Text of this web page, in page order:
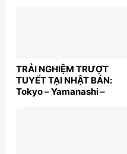
TRẢI NGHIỆM TRƯỢT
TUYẾT TẠI NHẬT BẢN:
Tokyo – Yamanashi –